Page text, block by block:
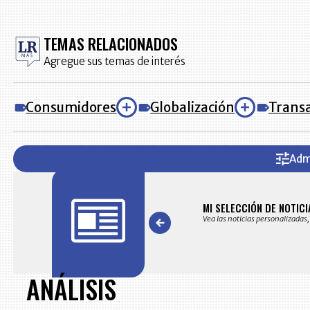
TEMAS RELACIONADOS
Agregue sus temas de interés
Consumidores Globalización
noticias seleccionadas por nuestro equipo editorial MI SELECCIÓN DE
Vea las noticias
ANÁLISIS